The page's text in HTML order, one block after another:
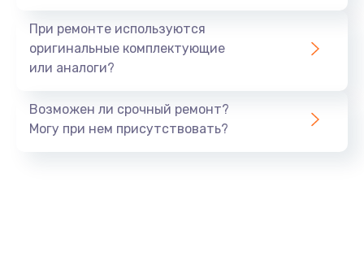
При ремонте используются
оригинальные комплектующие
или аналоги?
Возможен ли срочный ремонт?
Могу при нем присутствовать?